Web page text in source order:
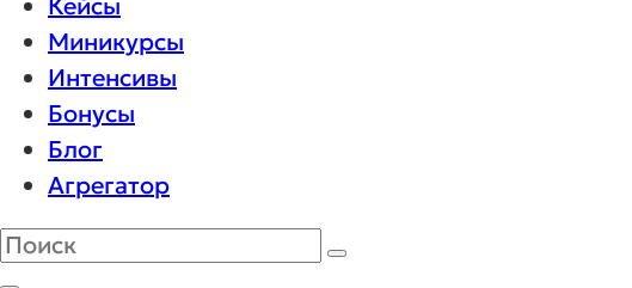
Миникурсы
Интенсивы
Бонусы
Блог
Агрегатор